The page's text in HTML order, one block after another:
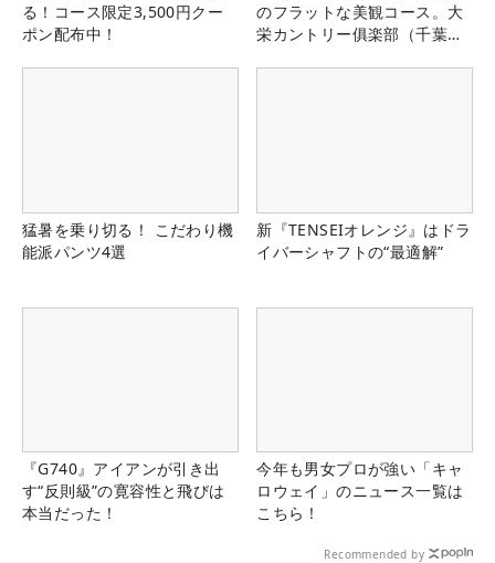
る！コース限定3,500円クー
ポン配布中！
のフラットな美観コース。大
栄カントリー俱楽部（千葉
猛暑を乗り切る！ こだわり機
能派パンツ4選
新『TENSEIオレンジ』はドラ
イバーシャフトの“最適解”
『G740』アイアンが引き出
す“反則級”の寛容性と飛びは
本当だった！
今年も男女プロが強い「キャ
ロウェイ」のニュース一覧は
こちら！
Recommended by